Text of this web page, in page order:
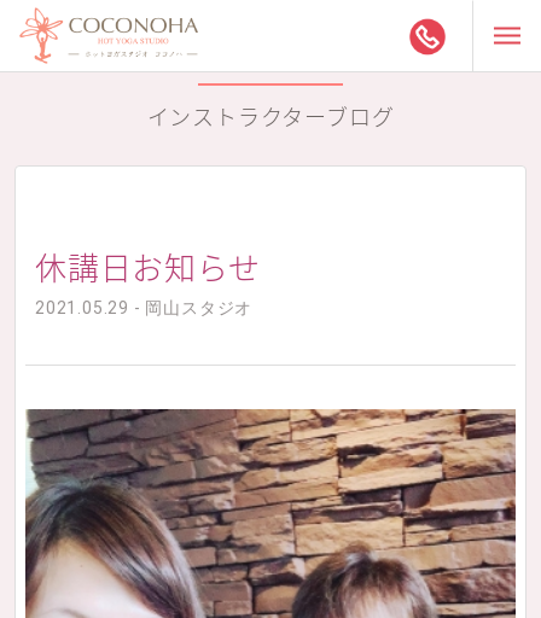
インストラクターブログ
休講日お知らせ
2021.05.29 - 岡山スタジオ